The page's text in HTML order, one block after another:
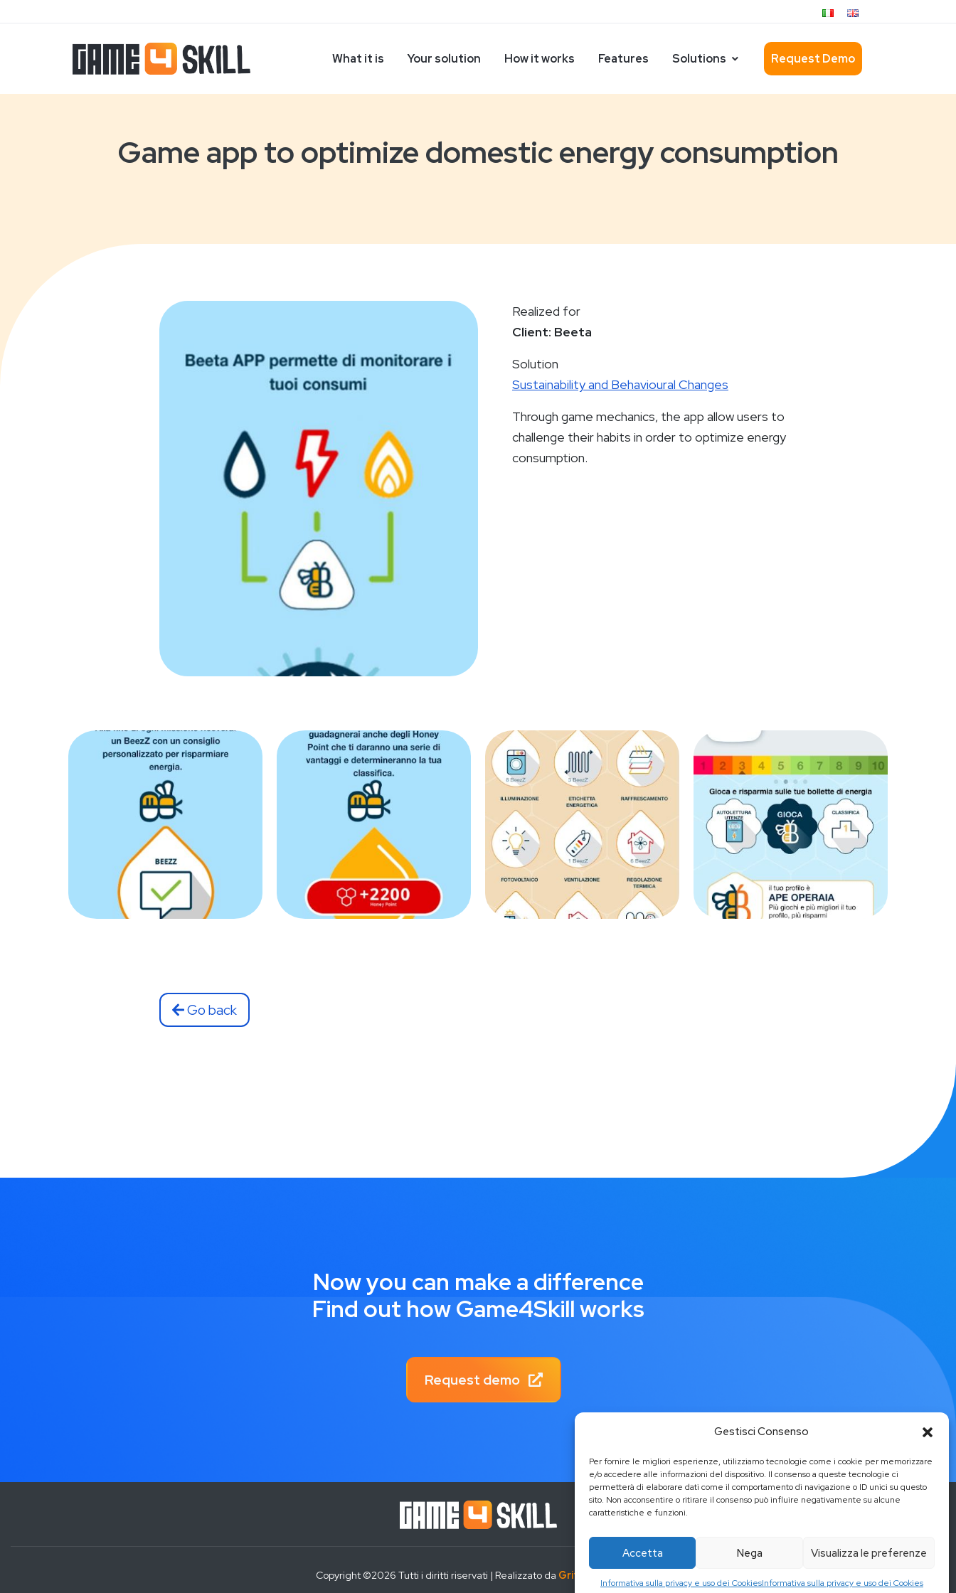
Gestisci Consenso
Per fornire le migliori esperienze, utilizziamo tecnologie come i cookie per memorizzare
e/o accedere alle informazioni del dispositivo. Il consenso a queste tecnologie ci
permetterà di elaborare dati come il comportamento di navigazione o ID unici su questo
sito. Non acconsentire o ritirare il consenso può influire negativamente su alcune
caratteristiche e funzioni.
Accetta Nega Visualizza le preferenze
Informativa sulla privacy e uso dei CookiesInformativa sulla privacy e uso dei Cookies
What it is Your solution How it works Features Solutions Request Demo
Game app to optimize domestic energy consumption
Realized for
Client: Beeta
Solution
Sustainability and Behavioural Changes
Through game mechanics, the app allow users to
challenge their habits in order to optimize energy
consumption.
Go back
Now you can make a difference
Find out how Game4Skill works
Request demo
Copyright ©2026 Tutti i diritti riservati | Realizzato da Grifo Multimedia